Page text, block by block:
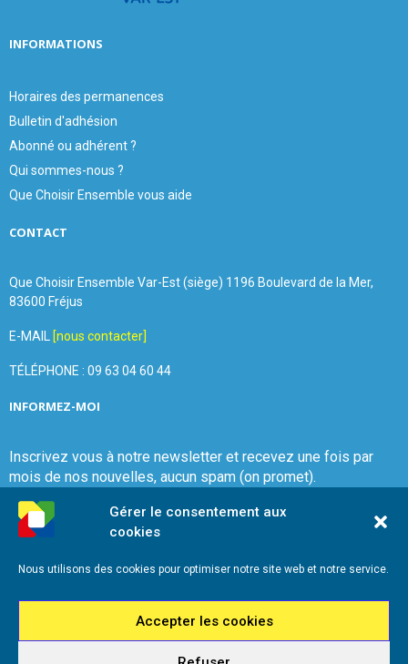
Gérer le consentement aux
cookies
Nous utilisons des cookies pour optimiser notre site web et notre service.
Accepter les cookies
INFORMATIONS
Horaires des permanences
Bulletin d'adhésion
Abonné ou adhérent ?
Qui sommes-nous ?
Que Choisir Ensemble vous aide
CONTACT
Que Choisir Ensemble Var-Est (siège) 1196 Boulevard de la Mer,
83600 Fréjus
E-MAIL [nous contacter]
TÉLÉPHONE : 09 63 04 60 44
INFORMEZ-MOI
Inscrivez vous à notre newsletter et recevez une fois par
mois de nos nouvelles, aucun spam (on promet).